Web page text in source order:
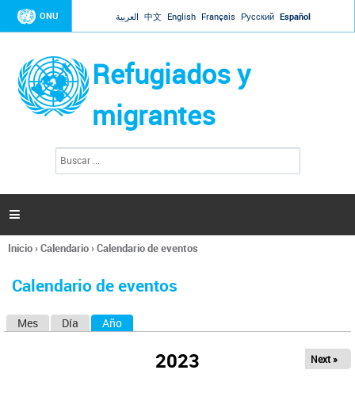
Jump to navigation
ONU العربية 中文 English Français Русский Español
Refugiados y
migrantes
l
s

Se
usted
Inicio›Calendario›Calendario de eventos
Calendario de eventos
Mes Día Año
2023 Next »